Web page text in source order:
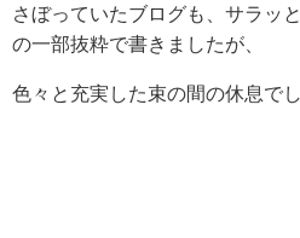
さぼっていたブログも、サラッ
の一部抜粋で書きましたが、
色々と充実した束の間の休息でし